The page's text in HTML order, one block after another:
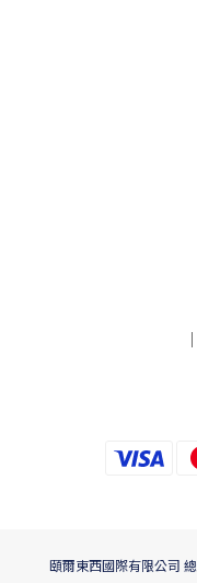
｜
頤爾東西國際有限公司